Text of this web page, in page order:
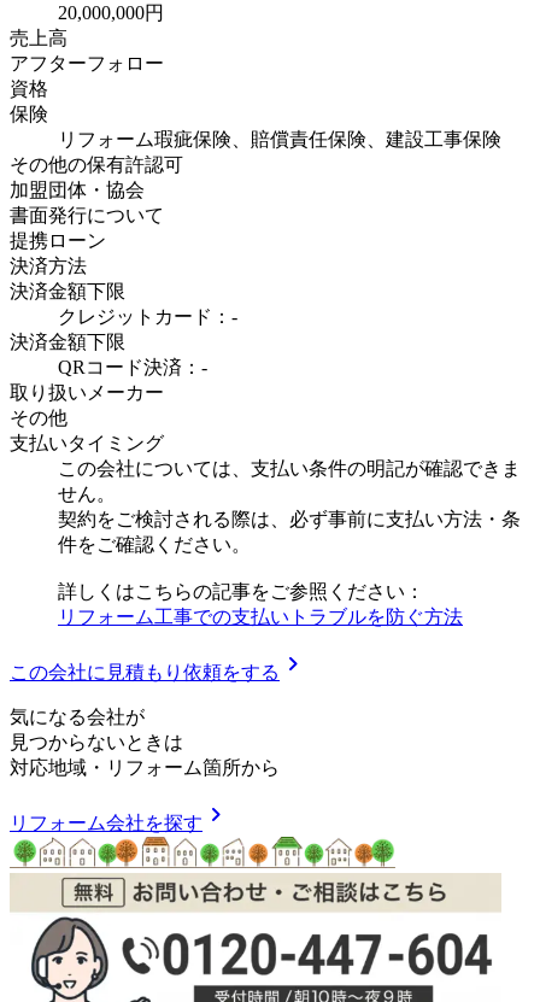
20,000,000円
売上高
アフターフォロー
資格
保険
リフォーム瑕疵保険、賠償責任保険、建設工事保険
その他の保有許認可
加盟団体・協会
書面発行について
提携ローン
決済方法
決済金額下限
クレジットカード：-
決済金額下限
QRコード決済：-
取り扱いメーカー
その他
支払いタイミング
この会社については、支払い条件の明記が確認できま
せん。
契約をご検討される際は、必ず事前に支払い方法・条
件をご確認ください。
詳しくはこちらの記事をご参照ください：
リフォーム工事での支払いトラブルを防ぐ方法
この会社に見積もり依頼をする chevron_right
気になる会社が
見つからないときは
対応地域 ・ リフォーム箇所から
リフォーム会社を探す chevron_right